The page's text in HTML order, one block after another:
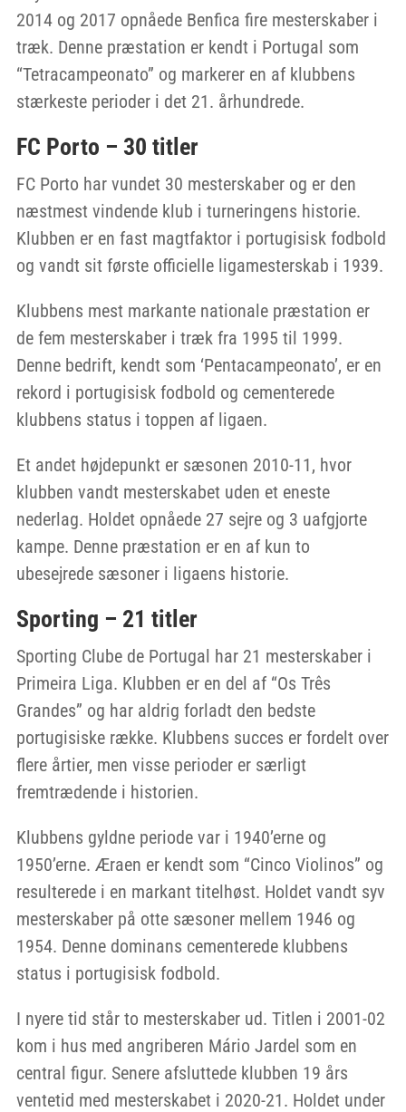
2014 og 2017 opnåede Benfica fire mesterskaber i
træk. Denne præstation er kendt i Portugal som
“Tetracampeonato” og markerer en af klubbens
stærkeste perioder i det 21. århundrede.
FC Porto – 30 titler
FC Porto har vundet 30 mesterskaber og er den
næstmest vindende klub i turneringens historie.
Klubben er en fast magtfaktor i portugisisk fodbold
og vandt sit første officielle ligamesterskab i 1939.
Klubbens mest markante nationale præstation er
de fem mesterskaber i træk fra 1995 til 1999.
Denne bedrift, kendt som ‘Pentacampeonato’, er en
rekord i portugisisk fodbold og cementerede
klubbens status i toppen af ligaen.
Et andet højdepunkt er sæsonen 2010-11, hvor
klubben vandt mesterskabet uden et eneste
nederlag. Holdet opnåede 27 sejre og 3 uafgjorte
kampe. Denne præstation er en af kun to
ubesejrede sæsoner i ligaens historie.
Sporting – 21 titler
Sporting Clube de Portugal har 21 mesterskaber i
Primeira Liga. Klubben er en del af “Os Três
Grandes” og har aldrig forladt den bedste
portugisiske række. Klubbens succes er fordelt over
flere årtier, men visse perioder er særligt
fremtrædende i historien.
Klubbens gyldne periode var i 1940’erne og
1950’erne. Æraen er kendt som “Cinco Violinos” og
resulterede i en markant titelhøst. Holdet vandt syv
mesterskaber på otte sæsoner mellem 1946 og
1954. Denne dominans cementerede klubbens
status i portugisisk fodbold.
I nyere tid står to mesterskaber ud. Titlen i 2001-02
kom i hus med angriberen Mário Jardel som en
central figur. Senere afsluttede klubben 19 års
ventetid med mesterskabet i 2020-21. Holdet under